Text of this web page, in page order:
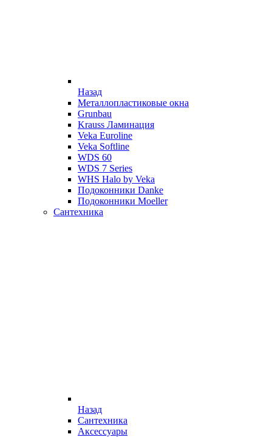
Назад
Металлопластиковые окна
Grunbau
Krauss Ламинация
Veka Euroline
Veka Softline
WDS 60
WDS 7 Series
WHS Halo by Veka
Подоконники Danke
Подоконники Moeller
Сантехника
Назад
Сантехника
Аксессуары